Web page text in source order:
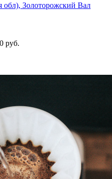
обл), Золоторожский Вал
руб.